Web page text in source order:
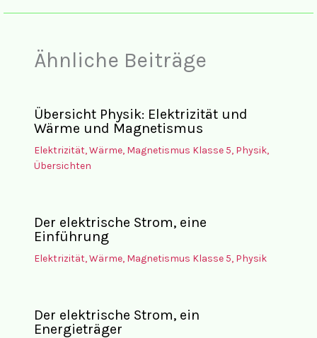
Ähnliche Beiträge
Übersicht Physik: Elektrizität und
Wärme und Magnetismus
Elektrizität, Wärme, Magnetismus Klasse 5, Physik,
Übersichten
Der elektrische Strom, eine
Einführung
Elektrizität, Wärme, Magnetismus Klasse 5, Physik
Der elektrische Strom, ein
Energieträger